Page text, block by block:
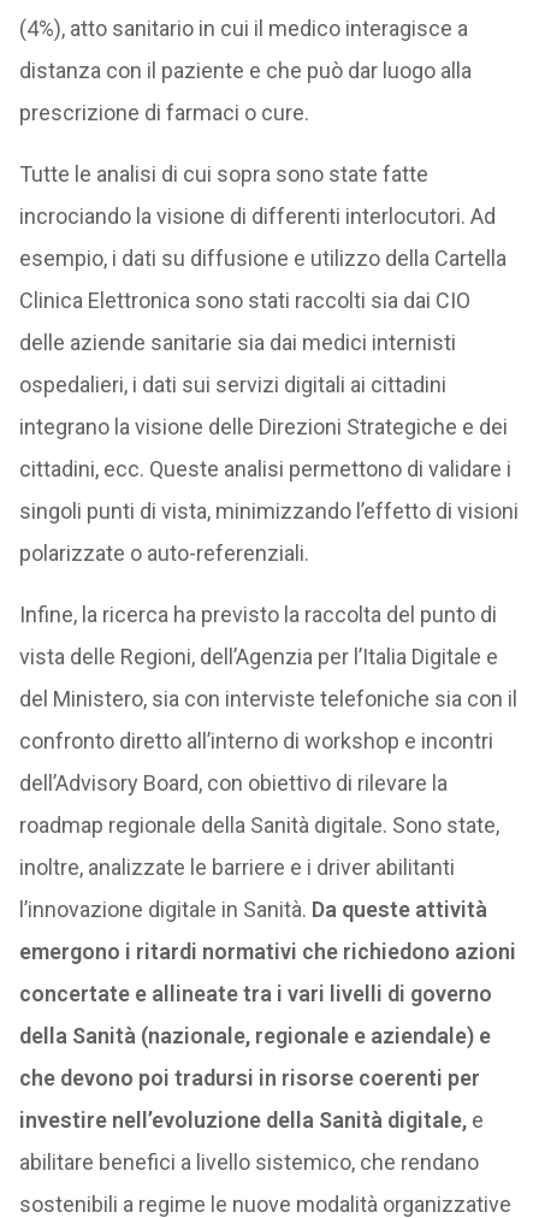
(4%), atto sanitario in cui il medico interagisce a
distanza con il paziente e che può dar luogo alla
prescrizione di farmaci o cure.
Tutte le analisi di cui sopra sono state fatte
incrociando la visione di differenti interlocutori. Ad
esempio, i dati su diffusione e utilizzo della Cartella
Clinica Elettronica sono stati raccolti sia dai CIO
delle aziende sanitarie sia dai medici internisti
ospedalieri, i dati sui servizi digitali ai cittadini
integrano la visione delle Direzioni Strategiche e dei
cittadini, ecc. Queste analisi permettono di validare i
singoli punti di vista, minimizzando l’effetto di visioni
polarizzate o auto-referenziali.
Infine, la ricerca ha previsto la raccolta del punto di
vista delle Regioni, dell’Agenzia per l’Italia Digitale e
del Ministero, sia con interviste telefoniche sia con il
confronto diretto all’interno di workshop e incontri
dell’Advisory Board, con obiettivo di rilevare la
roadmap regionale della Sanità digitale. Sono state,
inoltre, analizzate le barriere e i driver abilitanti
l’innovazione digitale in Sanità. Da queste attività
emergono i ritardi normativi che richiedono azioni
concertate e allineate tra i vari livelli di governo
della Sanità (nazionale, regionale e aziendale) e
che devono poi tradursi in risorse coerenti per
investire nell’evoluzione della Sanità digitale,e
abilitare benefici a livello sistemico, che rendano
sostenibili a regime le nuove modalità organizzative